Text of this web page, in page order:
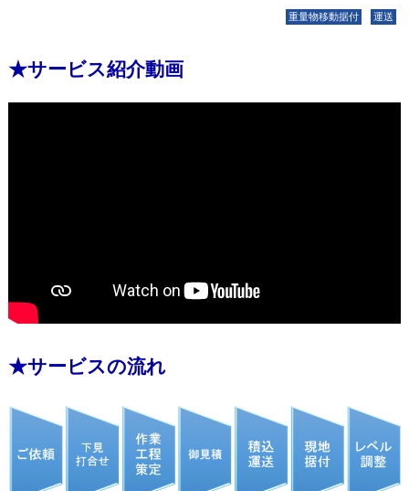
重量物移動据付 運送
★サービス紹介動画
★サービスの流れ